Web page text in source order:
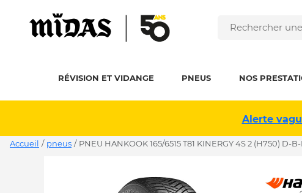
RÉVISION ET VIDANGE PNEUS NOS
Alerte
Accueil / pneus / PNEU HANKOOK 165/6515 T81 KINERGY 4S 2 (H750) D-